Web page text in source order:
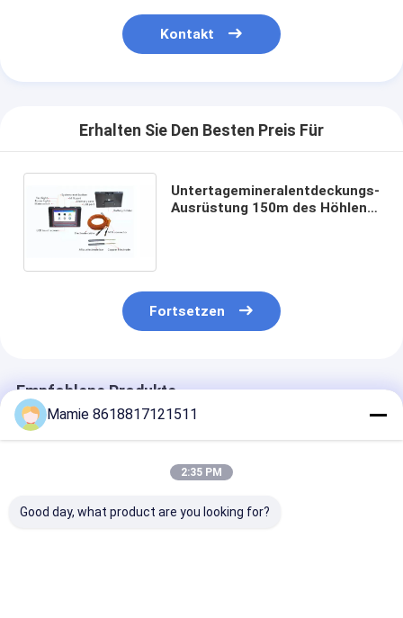
Kontakt
Erhalten Sie Den Besten Preis Für
Untertagemineralentdeckungs-
Ausrüstung 150m des Höhlen-
Fortsetzen
Empfohlene Produkte
Mamie 8618817121511
2:35 PM
Good day, what product are you looking for?